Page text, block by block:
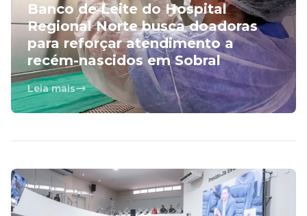
Banco de Leite do Hospital
Regional Norte busca doadoras
para reforçar atendimento a
recém-nascidos em Sobral
Leia mais